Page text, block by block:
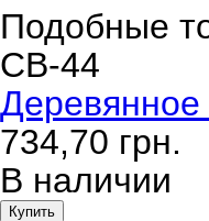
Подобные
CB-44
Деревянное
734,70 грн.
В наличии
Купить